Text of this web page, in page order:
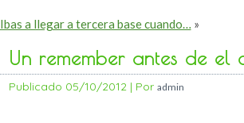
Ibas a llegar a tercera base cuando… »
Un remember antes de el
Publicado 05/10/2012| Por admin